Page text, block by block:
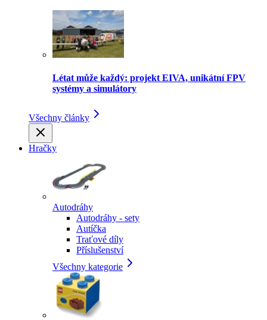
Létat může každý: projekt EIVA, unikátní FPV
systémy a simulátory
Všechny články
Hračky
Autodráhy
Autodráhy - sety
Autíčka
Traťové díly
Příslušenství
Všechny kategorie